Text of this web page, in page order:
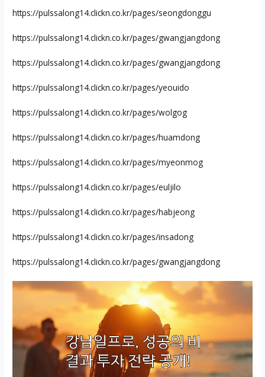
https://pulssalong14.clickn.co.kr/pages/seongdonggu
https://pulssalong14.clickn.co.kr/pages/gwangjangdong
https://pulssalong14.clickn.co.kr/pages/gwangjangdong
https://pulssalong14.clickn.co.kr/pages/yeouido
https://pulssalong14.clickn.co.kr/pages/wolgog
https://pulssalong14.clickn.co.kr/pages/huamdong
https://pulssalong14.clickn.co.kr/pages/myeonmog
https://pulssalong14.clickn.co.kr/pages/euljilo
https://pulssalong14.clickn.co.kr/pages/habjeong
https://pulssalong14.clickn.co.kr/pages/insadong
https://pulssalong14.clickn.co.kr/pages/gwangjangdong